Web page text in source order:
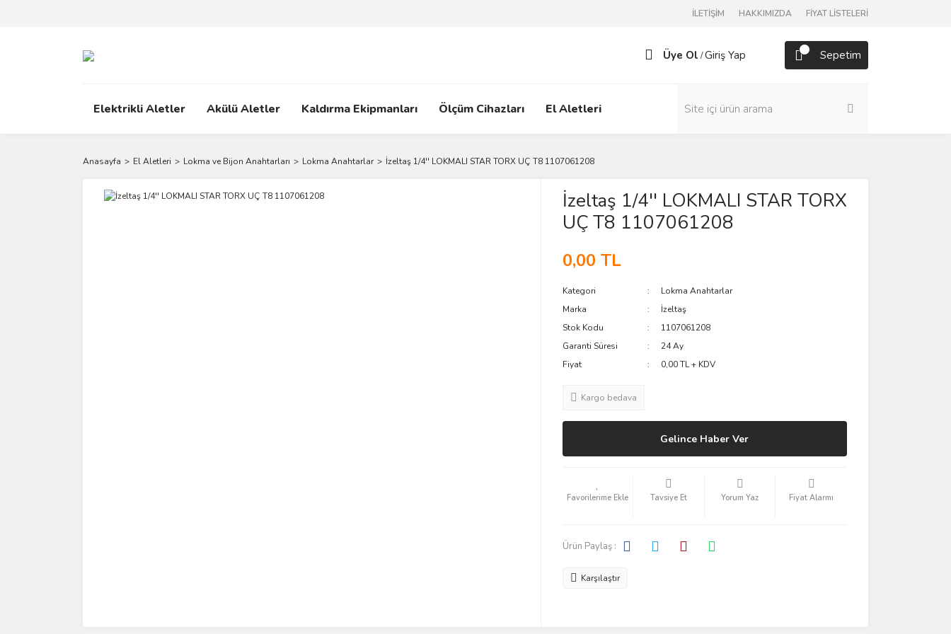
İLETİŞİM HAKKIMIZDA FİYAT LİSTELERİ
Üye Ol /Giriş Yap Sepetim
Elektrikli Aletler Akülü Aletler Kaldırma Ekipmanları Ölçüm Cihazları El Aletleri
Anasayfa El Aletleri Lokma ve Bijon Anahtarları Lokma Anahtarlar İzeltaş 1/4'' LOKMALI STAR TORX UÇ T8 1107061208
İzeltaş 1/4'' LOKMALI STAR TORX
UÇ T8 1107061208
0,00 TL
Kategori
Lokma Anahtarlar
Marka
İzeltaş
Stok Kodu
1107061208
Garanti Süresi
24 Ay
Fiyat
0,00 TL + KDV
Kargo bedava
Gelince Haber Ver
Tavsiye Et Yorum Yaz Fiyat Alarmı
Ürün Paylaş :
Karşılaştır